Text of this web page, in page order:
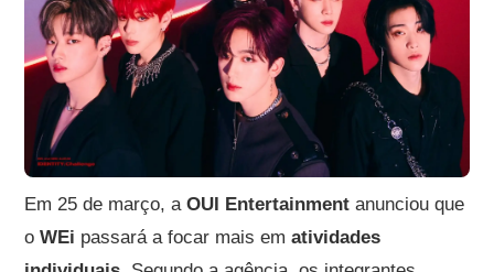
Em 25 de março, aOUI Entertainment anunciou que
oWEi passará a focar mais ematividades